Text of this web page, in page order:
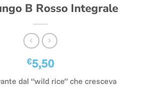
B Rosso Integrale
€5,50
dal “wild rice” che cresceva